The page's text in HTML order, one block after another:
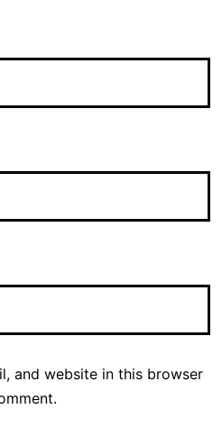
and website in this browser